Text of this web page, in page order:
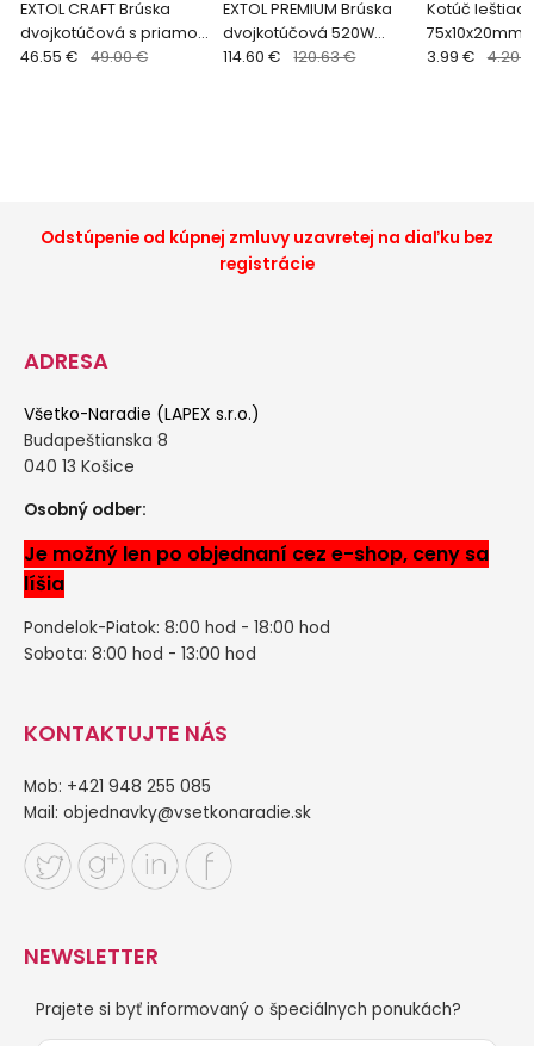
EXTOL CRAFT Brúska
dvojkotúčová s priamou
brúskou 120W 410112
46.55 € 49.00 €
EXTOL PREMIUM Brúska
dvojkotúčová 520W
8892120
114.60 € 120.63 €
Kotúč leštiaci,
75x10x20mm,
3.99 € 4.20 €
Odstúpenie od kúpnej zmluvy uzavretej na diaľku bez
registrácie
ADRESA
Všetko-Naradie (LAPEX s.r.o.)
Budapeštianska 8
040 13 Košice
Osobný odber:
Je možný len po objednaní cez e-shop, ceny sa
líšia
Pondelok-Piatok: 8:00 hod - 18:00 hod
Sobota: 8:00 hod - 13:00 hod
KONTAKTUJTE NÁS
Mob: +421 948 255 085
Mail: objednavky@vsetkonaradie.sk
NEWSLETTER
Prajete si byť informovaný o špeciálnych ponukách?